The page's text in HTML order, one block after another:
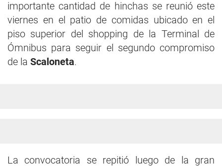
importante cantidad de hinchas se reunió este
viernes en el patio de comidas ubicado en el
piso superior del shopping de la Terminal de
Ómnibus para seguir el segundo compromiso
de la Scaloneta.
La convocatoria se repitió luego de la gran